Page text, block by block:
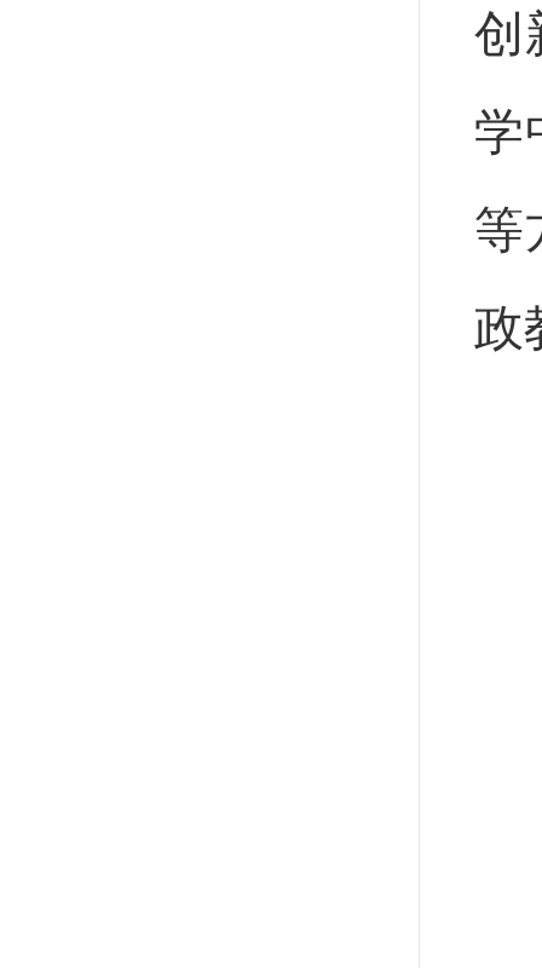
创
学
等
政